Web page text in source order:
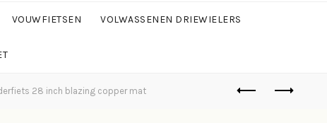
VOUWFIETSEN VOLWASSENEN DRIEWIELERS
28 inch blazing copper mat